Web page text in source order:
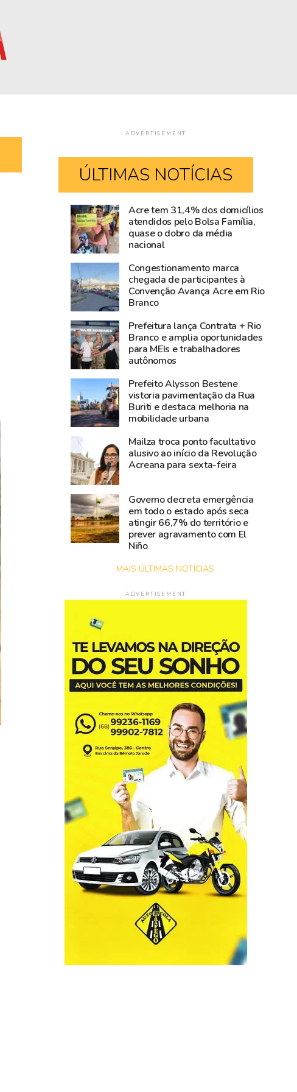
ADVERTISEMENT
ÚLTIMAS NOTÍCIAS
Rio
Branco
movimenta
R$
3,8
bilhões
lidera
produção
agropecuária
do
Acre
Amazônia
cresce
acima
da
média
nacional
Norte
registra
alta
de
2,3%
na
atividade
econômica
Acre tem 31,4% dos domicílios
atendidos pelo Bolsa Família,
quase o dobro da média
nacional
Congestionamento marca
chegada de participantes à
Convenção Avança Acre em Rio
Branco
Prefeitura lança Contrata + Rio
Branco e amplia oportunidades
para MEIs e trabalhadores
autônomos
Prefeito Alysson Bestene
vistoria pavimentação da Rua
Buriti e destaca melhoria na
mobilidade urbana
Mailza troca ponto facultativo
alusivo ao início da Revolução
Acreana para sexta-feira
Governo decreta emergência
em todo o estado após seca
atingir 66,7% do território e
prever agravamento com El
Niño
MAIS ÚLTIMAS NOTÍCIAS
ADVERTISEMENT